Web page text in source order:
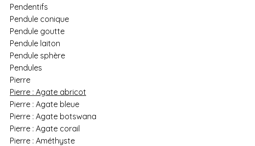
Pendentifs
Pendule conique
Pendule goutte
Pendule laiton
Pendule sphère
Pendules
Pierre
Pierre : Agate abricot
Pierre : Agate bleue
Pierre : Agate botswana
Pierre : Agate corail
Pierre : Améthyste